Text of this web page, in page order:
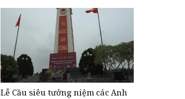
Lễ Cầu siêu tưởng niệm các Anh